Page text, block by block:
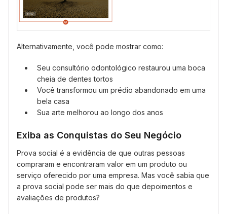
Alternativamente, você pode mostrar como:
Seu consultório odontológico restaurou uma boca
cheia de dentes tortos
Você transformou um prédio abandonado em uma
bela casa
Sua arte melhorou ao longo dos anos
Exiba as Conquistas do Seu Negócio
Prova social é a evidência de que outras pessoas
compraram e encontraram valor em um produto ou
serviço oferecido por uma empresa. Mas você sabia que
a prova social pode ser mais do que depoimentos e
avaliações de produtos?